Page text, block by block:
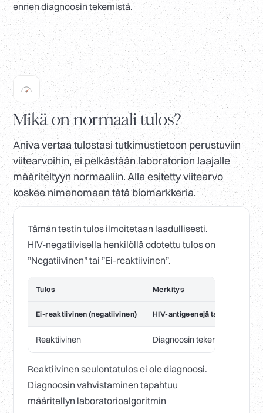
ennen diagnoosin tekemistä.
Mikä on normaali tulos?
Aniva vertaa tulostasi tutkimustietoon perustuviin
viitearvoihin, ei pelkästään laboratorion laajalle
määriteltyyn normaaliin. Alla esitetty viitearvo
koskee nimenomaan tätä biomarkkeria.
Tämän testin tulos ilmoitetaan laadullisesti.
HIV-negatiivisella henkilöllä odotettu tulos on
”Negatiivinen” tai ”Ei-reaktiivinen”.
Tulos Merkitys
Ei-reaktiivinen (negatiivinen) HIV-antigeenejä tai -vasta-
Reaktiivinen Diagnoosin tekeminen
Reaktiivinen seulontatulos ei ole diagnoosi.
Diagnoosin vahvistaminen tapahtuu
määritellyn laboratorioalgoritmin